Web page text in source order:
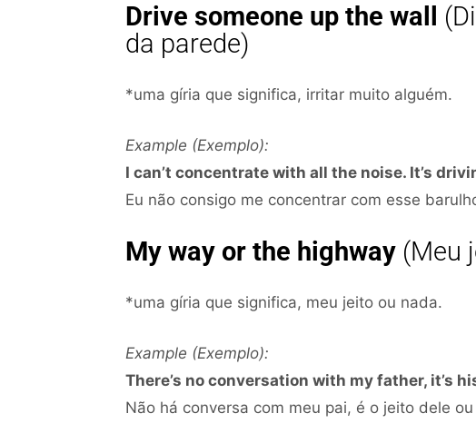
Drive someone up the wall
da parede)
*uma gíria que significa, irritar muito alguém.
Example (Exemplo):
I can’t concentrate with all the noise. It’s
Eu não consigo me concentrar com esse
My way or the highway (Meu
*uma gíria que significa, meu jeito ou nada.
Example (Exemplo):
There’s no conversation with my father, it’s
Não há conversa com meu pai, é o jeito dele